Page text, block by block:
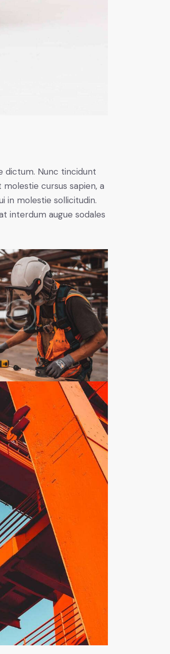
dictum. Nunc tincidunt
cursus sapien, a
in molestie sollicitudin.
interdum augue sodales